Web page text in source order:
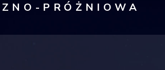
PRÓŻNIOWA